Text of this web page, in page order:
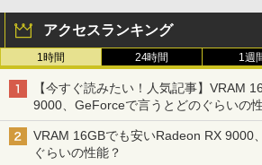
アクセスランキング
1時間 24時間 1週
【今すぐ読みたい！人気記事】VRAM
9000、GeForceで言うとどのぐらいの
VRAM 16GBでも安いRadeon RX 9000
ぐらいの性能？